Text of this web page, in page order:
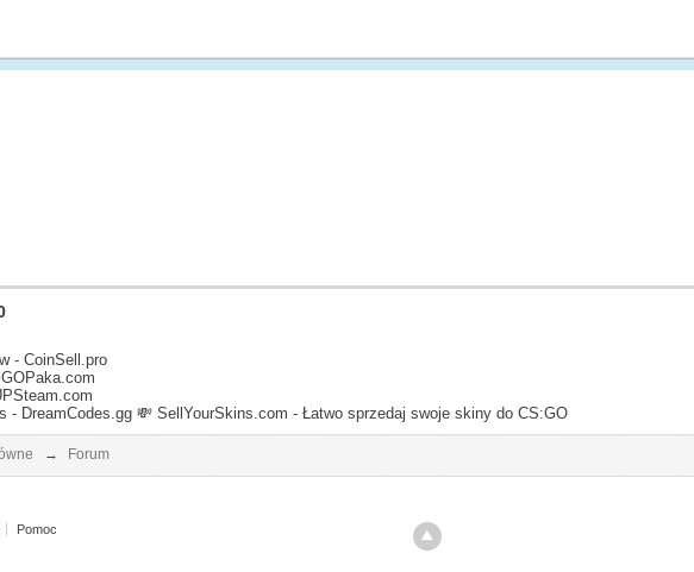
- CoinSell.pro
- DreamCodes.gg 💸 SellYourSkins.com - Łatwo sprzedaj swoje skiny do CS:GO
→ Forum
Pomoc